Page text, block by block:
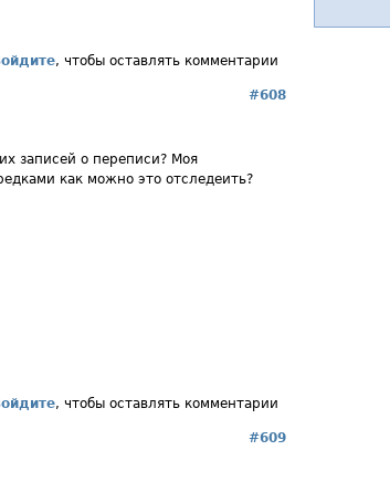
, чтобы оставлять комментарии
#608
записей о переписи? Моя
как можно это отследеить?
, чтобы оставлять комментарии
#609